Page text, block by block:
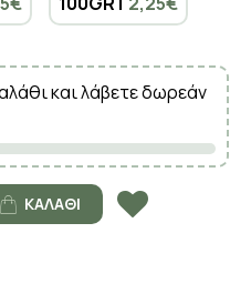
και λάβετε δωρεάν
ΚΑΛΆΘΙ